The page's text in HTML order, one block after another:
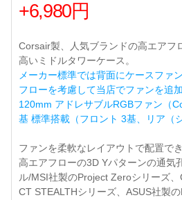
+6,980円
Corsair製、人気ブランドの高エアフ
高いミドルタワーケース。
メーカー標準では背面にケースファ
フローを考慮して当店でファンを追加
120mm アドレサブルRGBファン（
基 標準搭載（フロント 3基、リア（
ファンを柔軟なレイアウトで配置で
高エアフローの3D Yパターンの通気
ル/MSI社製のProject Zeroシリーズ
CT STEALTHシリーズ、ASUS社製